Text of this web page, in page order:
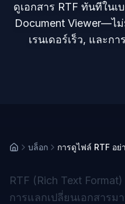
ดูเอกสาร RTF ทันทีในเ
Document Viewer—ไ
เรนเดอร์เร็ว, และก
บล็อก การดูไฟล์ RTF อ
RTF (Rich Text
การแลกเปลี่ยนเอกสาร